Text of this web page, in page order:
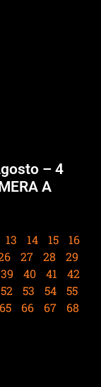
– 4
A
13 14 15
16
27 28
29
39 40 41
42
52 53 54
55
65 66 67
68